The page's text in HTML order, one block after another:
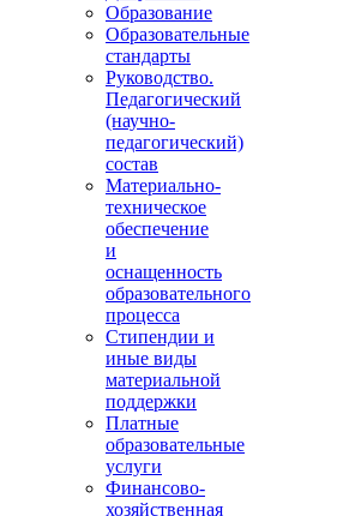
Образование
Образовательные
стандарты
Руководство.
Педагогический
(научно-
педагогический)
состав
Материально-
техническое
обеспечение
и
оснащенность
образовательного
процесса
Стипендии и
иные виды
материальной
поддержки
Платные
образовательные
услуги
Финансово-
хозяйственная